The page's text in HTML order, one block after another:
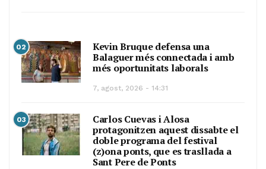
02
Kevin Bruque defensa una
Balaguer més connectada i amb
més oportunitats laborals
7, agost, 2026 - 14:31
03
Carlos Cuevas i Alosa
protagonitzen aquest dissabte el
doble programa del festival
(z)ona ponts, que es trasllada a
Sant Pere de Ponts